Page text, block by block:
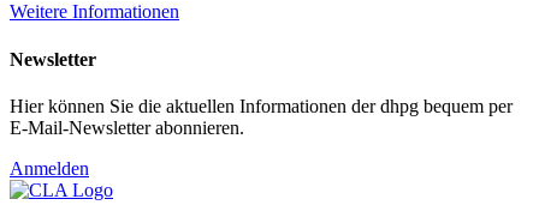
Weitere Informationen
Newsletter
Hier können Sie die aktuellen Informationen der dhpg bequem per
E-Mail-Newsletter abonnieren.
Anmelden